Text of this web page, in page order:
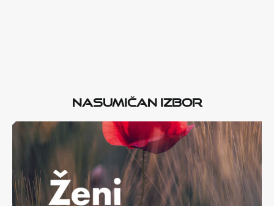
Nasumičan izbor